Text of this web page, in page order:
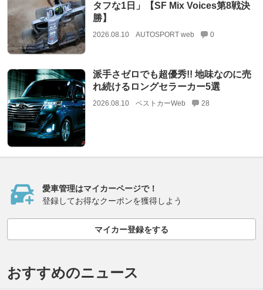
タフな1日」【SF Mix Voices第8戦決
勝】
2026.08.10 AUTOSPORT web 0
派手さゼロでも超優秀!! 地味なのに売
れ続けるロングセラーカー5選
2026.08.10 ベストカーWeb 28
愛車管理はマイカーページで！
登録してお得なクーポンを獲得しよう
マイカー登録をする
おすすめのニュース